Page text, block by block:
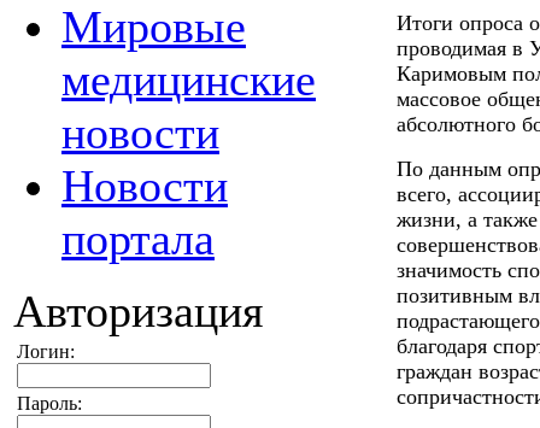
Мировые
медицинские
новости
Новости
портала
Авторизация
Логин:
Пароль:
Итоги опроса
проводимая в
Каримовым
массовое
абсолютного
По данным
всего,
жизни, а
значимость
позитивным
благодаря
граждан